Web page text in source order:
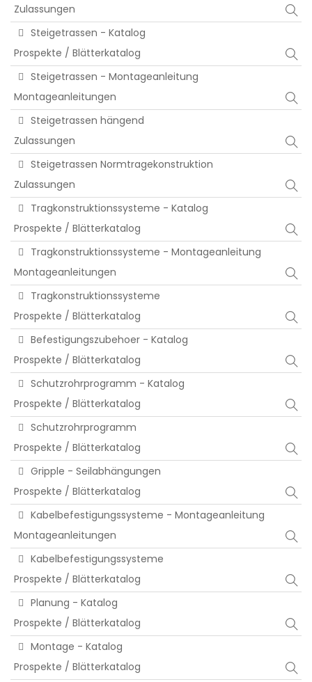
Zulassungen
Steigetrassen - Katalog
Prospekte / Blätterkatalog
Steigetrassen - Montageanleitung
Montageanleitungen
Steigetrassen hängend
Zulassungen
Steigetrassen Normtragekonstruktion
Zulassungen
Tragkonstruktionssysteme - Katalog
Prospekte / Blätterkatalog
Tragkonstruktionssysteme - Montageanleitung
Montageanleitungen
Tragkonstruktionssysteme
Prospekte / Blätterkatalog
Befestigungszubehoer - Katalog
Prospekte / Blätterkatalog
Schutzrohrprogramm - Katalog
Prospekte / Blätterkatalog
Schutzrohrprogramm
Prospekte / Blätterkatalog
Gripple - Seilabhängungen
Prospekte / Blätterkatalog
Kabelbefestigungssysteme - Montageanleitung
Montageanleitungen
Kabelbefestigungssysteme
Prospekte / Blätterkatalog
Planung - Katalog
Prospekte / Blätterkatalog
Montage - Katalog
Prospekte / Blätterkatalog